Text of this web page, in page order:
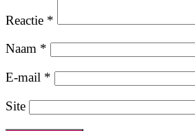
Reactie *
Naam *
E-mail *
Site